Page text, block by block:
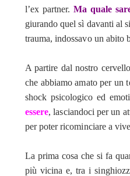
l’ex partner.Ma quale
giurando quel sì davanti al
trauma, indossavo un abito
A partire dal nostro
che abbiamo amato per un
shock psicologico ed
essere, lasciandoci per un
per poter ricominciare a
La prima cosa che si fa
più vicina e, tra i